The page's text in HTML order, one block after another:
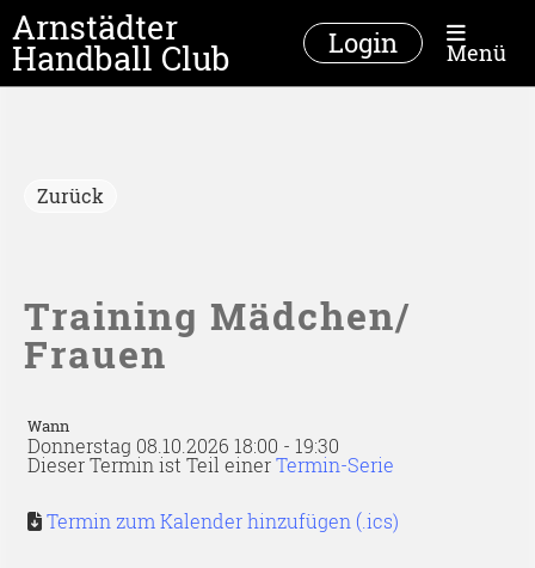
Arnstädter
Handball Club Login Menü
Zurück
Training Mädchen/
Frauen
Wann
Donnerstag 08.10.2026 18:00 - 19:30
Dieser Termin ist Teil einerTermin-Serie
Termin zum Kalender hinzufügen (.ics)